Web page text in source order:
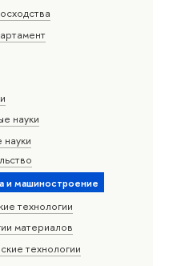
науки
науки
и машиностроение
технологии
материалов
технологии